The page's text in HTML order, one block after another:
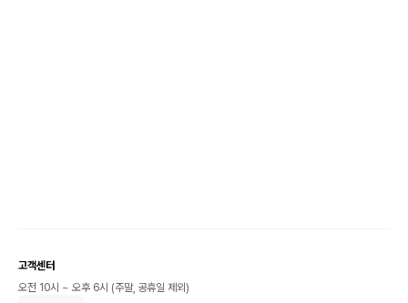
고객센터
오전 10시 ~ 오후 6시 (주말, 공휴일 제외)